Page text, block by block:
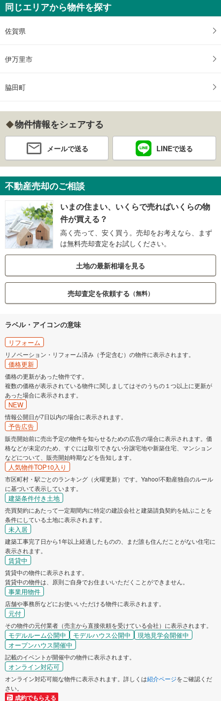
同じエリアから物件を探す
佐賀県
伊万里市
脇田町
物件情報をシェアする
メールで送る LINEで送る
不動産売却のご相談
いまの住まい、いくらで売ればいくらの物
件が買える？
高く売って、安く買う。売却をお考えなら、まず
は無料売却査定をお試しください。
土地の最新相場を見る
売却査定を依頼する （無料）
ラベル・アイコンの意味
リフォーム
リノベーション・リフォーム済み（予定含む）の物件に表示されます。
価格更新
価格の更新があった物件です。
複数の価格が表示されている物件に関しましてはそのうちの１つ以上に更新が
あった場合に表示されます。
NEW
情報公開日が7日以内の場合に表示されます。
予告広告
販売開始前に売出予定の物件を知らせるための広告の場合に表示されます。価
格などが未定のため、すぐには取引できない分譲宅地や新築住宅、マンション
などについて、販売開始時期などを告知します。
人気物件TOP10入り
市区町村・駅ごとのランキング（火曜更新）です。Yahoo!不動産独自のルール
に基づいて表示しています。
建築条件付き土地
売買契約にあたって一定期間内に特定の建設会社と建築請負契約を結ぶことを
条件にしている土地に表示されます。
未入居
建築工事完了日から1年以上経過したものの、まだ誰も住んだことがない住宅に
表示されます。
賃貸中
賃貸中の物件に表示されます。
賃貸中の物件は、原則ご自身でお住まいいただくことができません。
事業用物件
店舗や事務所などにお使いいただける物件に表示されます。
元付
その物件の元付業者（売主から直接依頼を受けている会社）に表示されます。
モデルルーム公開中 モデルハウス公開中
現地見学会開催中
オープンハウス開催中
記載のイベントが開催中の物件に表示されます。
オンライン対応可
オンライン対応可能な物件に表示されます。詳しくは紹介ページをご確認くだ
さい。
成約でもらえる